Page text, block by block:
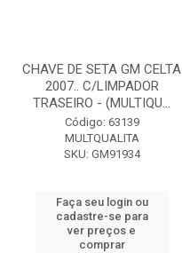
CHAVE DE SETA GM CELTA
2007.. C/LIMPADOR
TRASEIRO - (MULTIQU...
Código: 63139
MULTQUALITA
SKU: GM91934
Faça seu login ou
cadastre-se para
ver preços e
comprar